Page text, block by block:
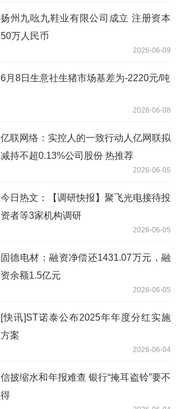
扬州九吆九鞋业有限公司成立 注册资本
50万人民币
2026-06-09
6月8日生意社生猪市场基差为-2220元/吨
2026-06-08
亿联网络：实控人的一致行动人亿网联拟
减持不超0.13%公司股份 热推荐
2026-06-05
今日热文：【调研快报】聚飞光电接待投
资者等3家机构调研
2026-06-05
固德电材：融资净偿还1431.07万元，融
资余额1.5亿元
2026-06-05
[快讯]ST诺泰公布2025年年度分红实施
方案
2026-06-04
信披缩水和年报难查 银行“掩耳盗铃”要不
得